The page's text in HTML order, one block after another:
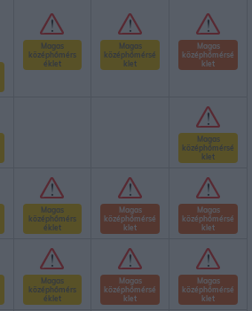
Magas
középhőmérs
éklet
Magas
középhőmérsé
klet
Magas
középhőmérsé
klet
Magas
középhőmérsé
klet
Magas
középhőmérs
éklet
Magas
középhőmérsé
klet
Magas
középhőmérsé
klet
Magas
középhőmérs
éklet
Magas
középhőmérsé
klet
Magas
középhőmérsé
klet